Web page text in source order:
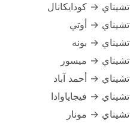
تشيناي → كودايكانال
تشيناي → أوتي
تشيناي → بونه
تشيناي → ميسور
تشيناي → أحمد آباد
تشيناي → فيجاياوادا
تشيناي → مونار